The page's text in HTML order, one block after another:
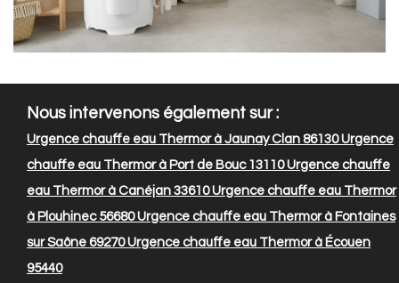
Nous intervenons également sur :
Urgence chauffe eau Thermor à Jaunay Clan 86130Urgence
chauffe eau Thermor à Port de Bouc 13110Urgence chauffe
eau Thermor à Canéjan 33610Urgence chauffe eau Thermor
à Plouhinec 56680Urgence chauffe eau Thermor à Fontaines
sur Saône 69270Urgence chauffe eau Thermor à Écouen
95440